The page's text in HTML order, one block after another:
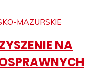
MAZURSKIE
NA